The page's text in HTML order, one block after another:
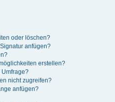
oder löschen?
anfügen?
erstellen?
nicht zugreifen?
anfügen?